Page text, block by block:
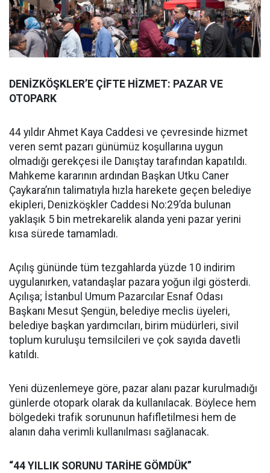
DENİZKÖŞKLER’E ÇİFTE HİZMET: PAZAR VE
OTOPARK
44 yıldır Ahmet Kaya Caddesi ve çevresinde hizmet
veren semt pazarı günümüz koşullarına uygun
olmadığı gerekçesi ile Danıştay tarafından kapatıldı.
Mahkeme kararının ardından Başkan Utku Caner
Çaykara’nın talimatıyla hızla harekete geçen belediye
ekipleri, Denizköşkler Caddesi No:29’da bulunan
yaklaşık 5 bin metrekarelik alanda yeni pazar yerini
kısa sürede tamamladı.
Açılış gününde tüm tezgahlarda yüzde 10 indirim
uygulanırken, vatandaşlar pazara yoğun ilgi gösterdi.
Açılışa; İstanbul Umum Pazarcılar Esnaf Odası
Başkanı Mesut Şengün, belediye meclis üyeleri,
belediye başkan yardımcıları, birim müdürleri, sivil
toplum kuruluşu temsilcileri ve çok sayıda davetli
katıldı.
Yeni düzenlemeye göre, pazar alanı pazar kurulmadığı
günlerde otopark olarak da kullanılacak. Böylece hem
bölgedeki trafik sorununun hafifletilmesi hem de
alanın daha verimli kullanılması sağlanacak.
“44 YILLIK SORUNU TARİHE GÖMDÜK”